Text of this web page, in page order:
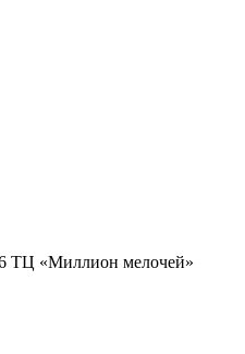
ТЦ «Миллион мелочей»